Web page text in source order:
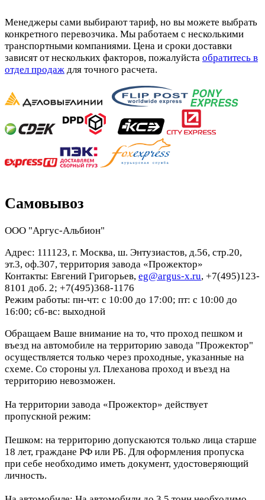
Менеджеры сами выбирают тариф, но вы можете выбрать
конкретного перевозчика. Мы работаем с несколькими
транспортными компаниями. Цена и сроки доставки
зависят от нескольких факторов, пожалуйста обратитесь в
отдел продаж для точного расчета.
Самовывоз
ООО "Аргус-Альбион"
Адрес: 111123, г. Москва, ш. Энтузиастов, д.56, стр.20,
эт.3, оф.307, территория завода «Прожектор»
Контакты: Евгений Григорьев, eg@argus-x.ru, +7(495)123-
8101 доб. 2; +7(495)368-1176
Режим работы: пн-чт: с 10:00 до 17:00; пт: с 10:00 до
16:00; сб-вс: выходной
Обращаем Ваше внимание на то, что проход пешком и
въезд на автомобиле на территорию завода "Прожектор"
осуществляется только через проходные, указанные на
схеме. Со стороны ул. Плеханова проход и въезд на
территорию невозможен.
На территории завода «Прожектор» действует
пропускной режим:
Пешком: на территорию допускаются только лица старше
18 лет, граждане РФ или РБ. Для оформления пропуска
при себе необходимо иметь документ, удостоверяющий
личность.